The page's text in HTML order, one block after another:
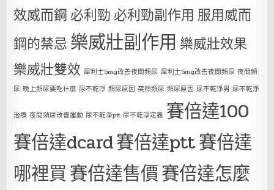
效威而鋼 必利勁 必利勁副作用 服用威而
鋼的禁忌 樂威壯副作用 樂威壯效果
樂威壯雙效 犀利士5mg改善夜間頻尿 犀利士5mg改善夜間頻尿 夜間頻
尿 晚上頻尿要吃什麼 尿不乾淨 頻尿原因 突然頻尿 頻尿原因 尿不乾淨男 尿不乾淨
治療 夜間頻尿改善運動 尿不乾淨ptt 尿不乾淨定義 賽倍達100
賽倍達dcard賽倍達ptt賽倍達
哪裡買賽倍達售價賽倍達怎麼